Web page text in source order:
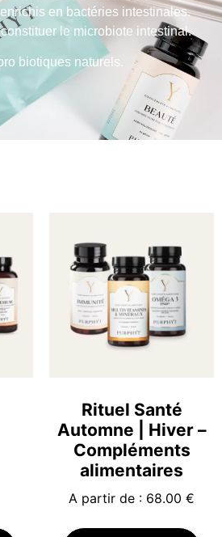
en bactéries intestinales.
le microbiote intestinal.
biotiques naturels.
Rituel Santé
Automne | Hiver –
Compléments
alimentaires
A partir de : 68.00 €